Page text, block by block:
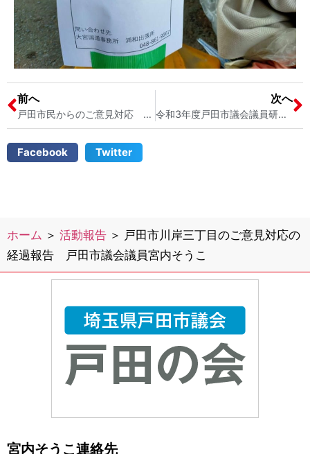
前へ
戸田市民からのご意見対応 ごみの不法投棄について 戸田市議会議員宮内そうこ
次へ
令和3年度戸田市議会議員研修会 戸田の会 戸田市議会議員 宮内そうこ
Facebook Twitter
ホーム ＞ 活動報告 ＞ 戸田市川岸三丁目のご意見対応の
経過報告 戸田市議会議員宮内そうこ
宮内そうこ連絡先